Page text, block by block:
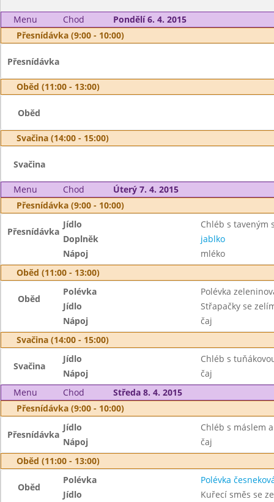
Menu Chod
Pondělí 6. 4. 2015
Přesnídávka (9:00 - 10:00)
Přesnídávka
Oběd (11:00 - 13:00)
Oběd
Svačina (14:00 - 15:00)
Svačina
Menu Chod
Úterý 7. 4. 2015
Přesnídávka (9:00 - 10:00)
Přesnídávka
Jídlo
Chléb s taveným
Doplněk
jablko
Nápoj
mléko
Oběd (11:00 - 13:00)
Oběd
Polévka
Polévka
Jídlo
Střapačky se
Nápoj
čaj
Svačina (14:00 - 15:00)
Svačina
Jídlo
Chléb s
Nápoj
čaj
Menu
Chod
Středa 8. 4. 2015
Přesnídávka (9:00 - 10:00)
Přesnídávka
Jídlo
Chléb s máslem
Nápoj
čaj
Oběd (11:00 - 13:00)
Oběd
Polévka
Polévka
Jídlo
Kuřecí směs se